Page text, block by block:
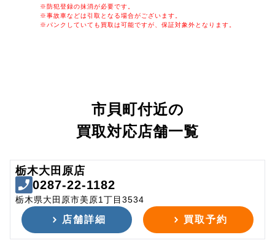
※防犯登録の抹消が必要です。
※事故車などは引取となる場合がございます。
※パンクしていても買取は可能ですが、保証対象外となります。
市貝町付近の
買取対応店舗一覧
栃木大田原店
0287-22-1182
栃木県大田原市美原1丁目3534
店舗詳細 買取予約